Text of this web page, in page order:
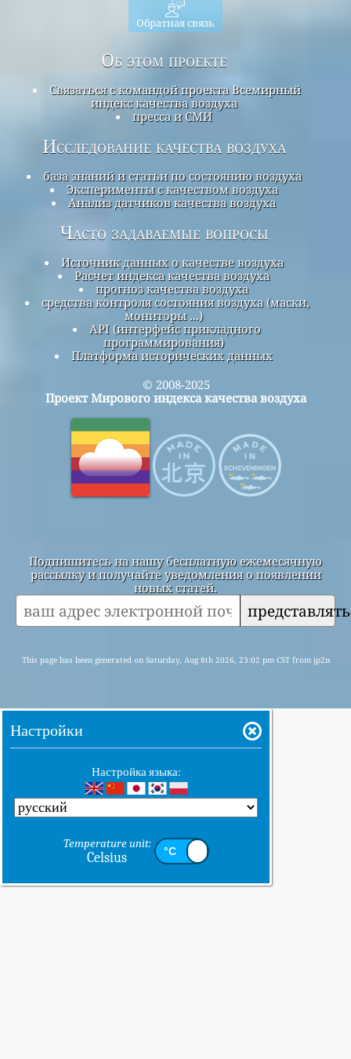
Обратная связь
Об этом проекте
Связаться с командой проекта Всемирный
индекс качества воздуха
пресса и СМИ
Исследование качества воздуха
база знаний и статьи по состоянию воздуха
Эксперименты с качеством воздуха
Анализ датчиков качества воздуха
Часто задаваемые вопросы
Источник данных о качестве воздуха
Расчет индекса качества воздуха
прогноз качества воздуха
средства контроля состояния воздуха (маски,
мониторы ...)
API (интерфейс прикладного
программирования)
Платформа исторических данных
© 2008-2025
Проект Мирового индекса качества воздуха
Подпишитесь на нашу бесплатную ежемесячную
рассылку и получайте уведомления о появлении
новых статей.
This page has been generated on Saturday, Aug 8th 2026, 23:02 pm CST from jp2n
Настройки
Настройка языка:
Temperature unit:
Celsius